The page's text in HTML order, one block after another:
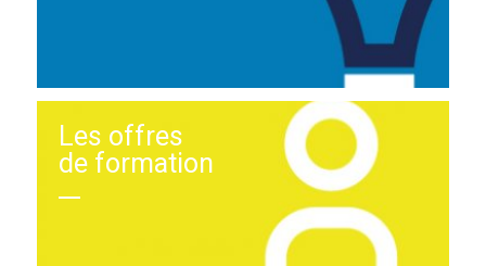
Les offres
de formation